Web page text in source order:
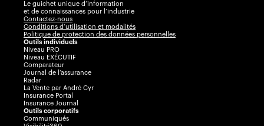
Le guichet unique d’information
et de connaissances pour l’industrie
Contactez-nous
Conditions d’utilisation et modalités
Politique de protection des données personnelles
Outils individuels
Niveau PRO
Niveau EXÉCUTIF
Comparateur
Journal de l’assurance
Radar
La Vente par André Cyr
Insurance Portal
Insurance Journal
Outils corporatifs
Communiqués